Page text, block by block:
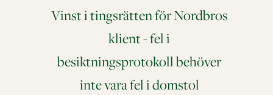
Vinst i tingsrätten för Nordbros
klient - fel i
besiktningsprotokoll behöver
inte vara fel i domstol